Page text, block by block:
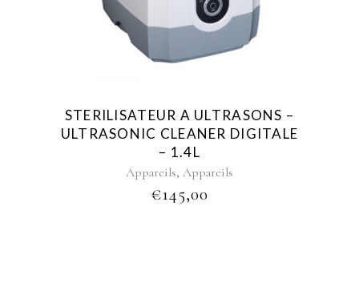
STERILISATEUR A ULTRASONS –
ULTRASONIC CLEANER DIGITALE
– 1.4L
Appareils, Appareils
€145,00